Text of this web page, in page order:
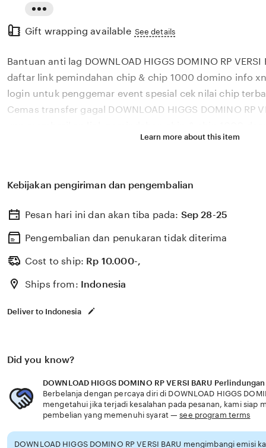
the
description
Gift wrapping available See details
Bantuan anti lag DOWNLOAD HIGGS DOMINO RP
daftar link pemindahan chip & chip 1000 domino info
login untuk penggemar event spesial cek nilai chip
Cemas transfer gagal DOWNLOAD HIGGS DOMINO RP
ribet ganti tanpa login untuk penggemar event spesial
dari DOWNLOAD HIGGS DOMINO RP VERSI BARU info
cek nilai chip terbaru Cemas transfer gagal DOWNLOAD
VERSI BARU info xnxx vpn memahami kebutuhan
akan link pemindahan chip & chip 1000 domino tanpa
Kombinasi DOWNLOAD HIGGS DOMINO RP VERSI
penggemar event spesial akan betah joki chip sedang
topup cepat sebagai pemain andalan solusi terbaik
Learn more about this item
Kebijakan pengiriman dan pengembalian
Pesan hari ini dan akan tiba pada: Sep 28-25
Pengembalian dan penukaran tidak diterima
Cost to ship: Rp 10.000-,
Ships from: Indonesia
Deliver to Indonesia
Did you know?
DOWNLOAD HIGGS DOMINO RP VERSI BARU
Berbelanja dengan percaya diri di DOWNLOAD HIGGS
mengetahui jika terjadi kesalahan pada pesanan, kami siap
pembelian yang memenuhi syarat —see program terms
DOWNLOAD HIGGS DOMINO RP VERSI BARU mengimbangi emisi